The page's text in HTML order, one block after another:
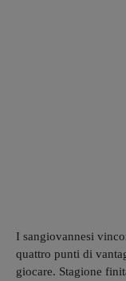
I sangiovannesi
quattro punti di
giocare. Stagione